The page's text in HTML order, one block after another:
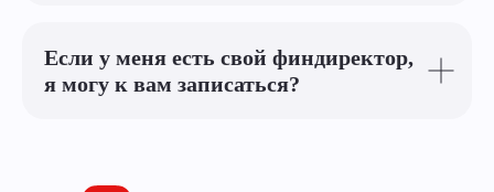
Если у меня есть свой финдиректор,
я могу к вам записаться?